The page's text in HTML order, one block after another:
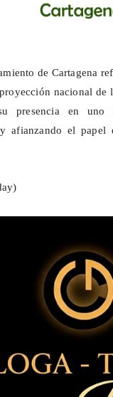
de Cartagena
nacional de
presencia en uno
afianzando el